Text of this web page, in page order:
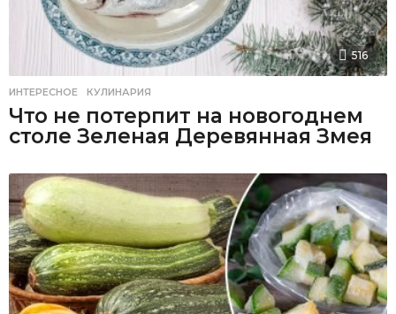
516
ИНТЕРЕСНОЕ ,КУЛИНАРИЯ
Что не потерпит на новогоднем
столе Зеленая Деревянная Змея